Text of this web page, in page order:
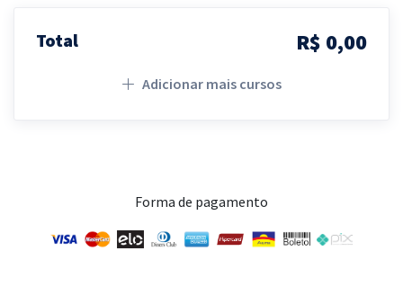
Total R$ 0,00
Adicionar mais cursos
Forma de pagamento